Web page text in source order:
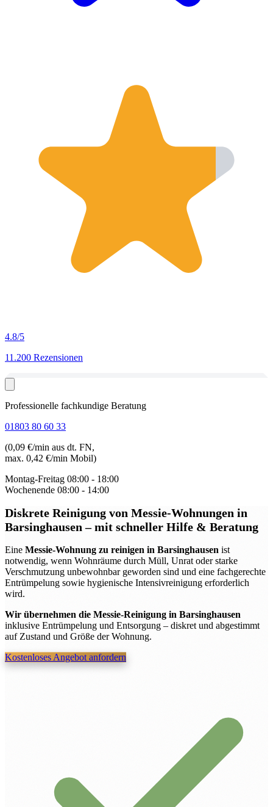
4.8/5
11.200 Rezensionen
Professionelle fachkundige Beratung
01803 80 60 33
(0,09 €/min aus dt. FN,
max. 0,42 €/min Mobil)
Montag-Freitag 08:00 - 18:00
Wochenende 08:00 - 14:00
Diskrete Reinigung von Messie-Wohnungen in
Barsinghausen– mit schneller Hilfe & Beratung
Eine Messie-Wohnung zu reinigen in Barsinghausen ist
notwendig, wenn Wohnräume durch Müll, Unrat oder starke
Verschmutzung unbewohnbar geworden sind und eine fachgerechte
Entrümpelung sowie hygienische Intensivreinigung erforderlich
wird.
Wir übernehmen die Messie-Reinigung in Barsinghausen
inklusive Entrümpelung und Entsorgung – diskret und abgestimmt
auf Zustand und Größe der Wohnung.
Kostenloses Angebot anfordern